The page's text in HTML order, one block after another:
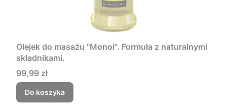
Olejek do masażu "Monoi". Formuła z naturalnymi
składnikami.
Cena
99,99 zł
Do koszyka